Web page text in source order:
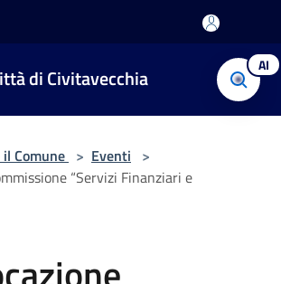
di Civitavecchia AI
Comune > Eventi >
“Servizi Finanziari e